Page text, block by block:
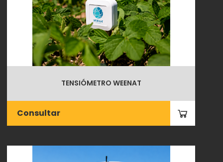
TENSIÓMETRO WEENAT
Consultar